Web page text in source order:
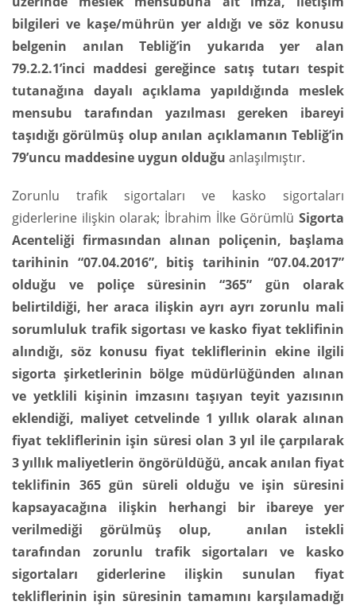
bilgileri ve kaşe/mührün yer aldığı ve söz konusu
belgenin anılan Tebliğ’in yukarıda yer alan
79.2.2.1’inci maddesi gereğince satış tutarı tespit
tutanağına dayalı açıklama yapıldığında meslek
mensubu tarafından yazılması gereken ibareyi
taşıdığı görülmüş olup anılan açıklamanın Tebliğ’in
79’uncu maddesine uygun olduğu anlaşılmıştır.
Zorunlu trafik sigortaları ve kasko sigortaları
giderlerine ilişkin olarak; İbrahim İlke Görümlü Sigorta
Acenteliği firmasından alınan poliçenin, başlama
tarihinin “07.04.2016”, bitiş tarihinin “07.04.2017”
olduğu ve poliçe süresinin “365” gün olarak
belirtildiği, her araca ilişkin ayrı ayrı zorunlu mali
sorumluluk trafik sigortası ve kasko fiyat teklifinin
alındığı, söz konusu fiyat tekliflerinin ekine ilgili
sigorta şirketlerinin bölge müdürlüğünden alınan
ve yetklili kişinin imzasını taşıyan teyit yazısının
eklendiği, maliyet cetvelinde 1 yıllık olarak alınan
fiyat tekliflerinin işin süresi olan 3 yıl ile çarpılarak
3 yıllık maliyetlerin öngörüldüğü, ancak anılan fiyat
teklifinin 365 gün süreli olduğu ve işin süresini
kapsayacağına ilişkin herhangi bir ibareye yer
verilmediği görülmüş olup, anılan istekli
tarafından zorunlu trafik sigortaları ve kasko
sigortaları giderlerine ilişkin sunulan fiyat
tekliflerinin işin süresinin tamamını karşılamadığı